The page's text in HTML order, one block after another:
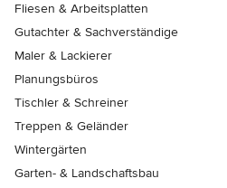
Fliesen & Arbeitsplatten
Gutachter & Sachverständige
Maler & Lackierer
Planungsbüros
Tischler & Schreiner
Treppen & Geländer
Wintergärten
Garten- & Landschaftsbau